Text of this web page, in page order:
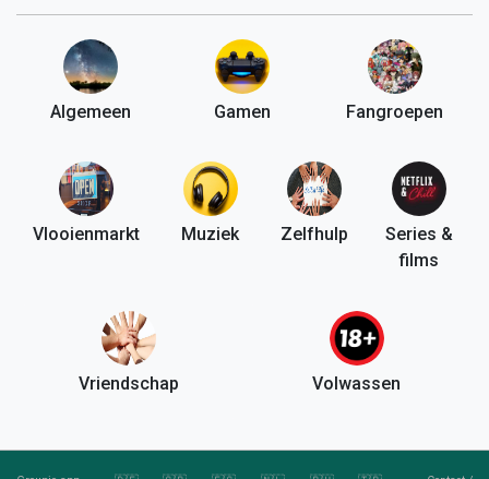
Algemeen Gamen Fangroepen
Vlooienmarkt Muziek Zelfhulp
Series &
films
Vriendschap Volwassen